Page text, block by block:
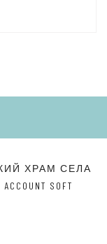
ХРАМ СЕЛА
ACCOUNT SOFT